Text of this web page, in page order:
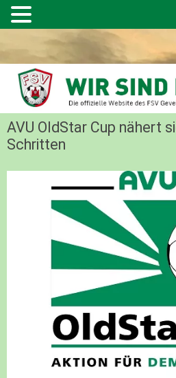
AVU OldStar Cup nähert
Schritten